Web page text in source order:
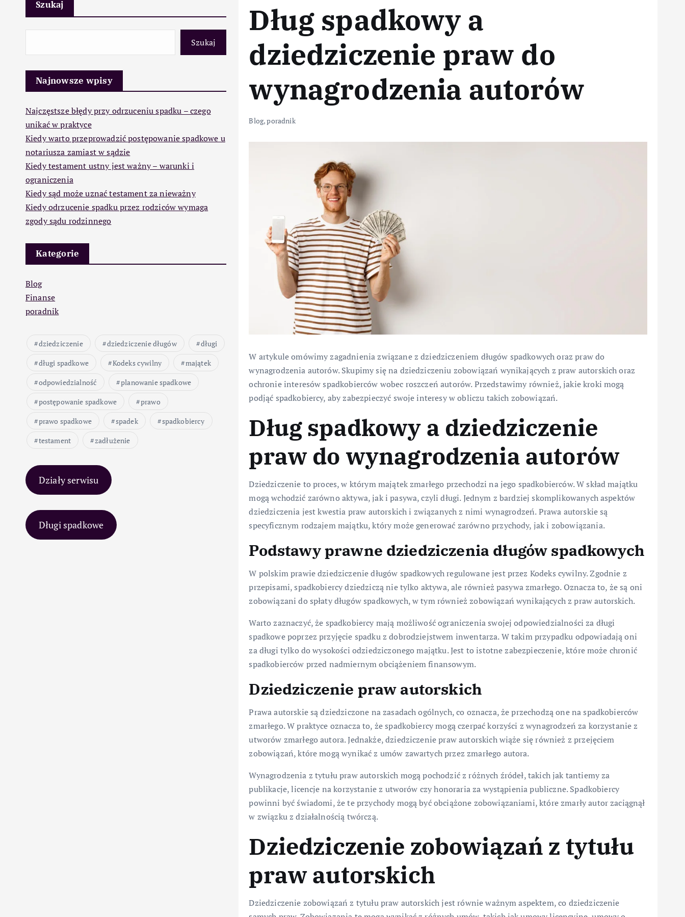
Szukaj
Szukaj
Najnowsze wpisy
Najczęstsze błędy przy odrzuceniu spadku – czego
unikać w praktyce
Kiedy warto przeprowadzić postępowanie spadkowe u
notariusza zamiast w sądzie
Kiedy testament ustny jest ważny – warunki i
ograniczenia
Kiedy sąd może uznać testament za nieważny
Kiedy odrzucenie spadku przez rodziców wymaga
zgody sądu rodzinnego
Kategorie
Blog
Finanse
poradnik
dziedziczenie dziedziczenie długów
długi
długi spadkowe
Kodeks cywilny
majątek
odpowiedzialność
planowanie spadkowe
postępowanie spadkowe
prawo
prawo spadkowe
spadek
spadkobiercy
testament
zadłużenie
Działy serwisu
Długi spadkowe
Dług spadkowy a
dziedziczenie praw do
wynagrodzenia autorów
Blog,poradnik
W artykule omówimy zagadnienia związane z dziedziczeniem długów spadkowych oraz praw do
wynagrodzenia autorów. Skupimy się na dziedziczeniu zobowiązań wynikających z praw autorskich oraz
ochronie interesów spadkobierców wobec roszczeń autorów. Przedstawimy również, jakie kroki mogą
podjąć spadkobiercy, aby zabezpieczyć swoje interesy w obliczu takich zobowiązań.
Dług spadkowy a dziedziczenie
praw do wynagrodzenia autorów
Dziedziczenie to proces, w którym majątek zmarłego przechodzi na jego spadkobierców. W skład majątku
mogą wchodzić zarówno aktywa, jak i pasywa, czyli długi. Jednym z bardziej skomplikowanych aspektów
dziedziczenia jest kwestia praw autorskich i związanych z nimi wynagrodzeń. Prawa autorskie są
specyficznym rodzajem majątku, który może generować zarówno przychody, jak i zobowiązania.
Podstawy prawne dziedziczenia długów spadkowych
W polskim prawie dziedziczenie długów spadkowych regulowane jest przez Kodeks cywilny. Zgodnie z
przepisami, spadkobiercy dziedziczą nie tylko aktywa, ale również pasywa zmarłego. Oznacza to, że są oni
zobowiązani do spłaty długów spadkowych, w tym również zobowiązań wynikających z praw autorskich.
Warto zaznaczyć, że spadkobiercy mają możliwość ograniczenia swojej odpowiedzialności za długi
spadkowe poprzez przyjęcie spadku z dobrodziejstwem inwentarza. W takim przypadku odpowiadają oni
za długi tylko do wysokości odziedziczonego majątku. Jest to istotne zabezpieczenie, które może chronić
spadkobierców przed nadmiernym obciążeniem finansowym.
Dziedziczenie praw autorskich
Prawa autorskie są dziedziczone na zasadach ogólnych, co oznacza, że przechodzą one na spadkobierców
zmarłego. W praktyce oznacza to, że spadkobiercy mogą czerpać korzyści z wynagrodzeń za korzystanie z
utworów zmarłego autora. Jednakże, dziedziczenie praw autorskich wiąże się również z przejęciem
zobowiązań, które mogą wynikać z umów zawartych przez zmarłego autora.
Wynagrodzenia z tytułu praw autorskich mogą pochodzić z różnych źródeł, takich jak tantiemy za
publikacje, licencje na korzystanie z utworów czy honoraria za wystąpienia publiczne. Spadkobiercy
powinni być świadomi, że te przychody mogą być obciążone zobowiązaniami, które zmarły autor zaciągnął
w związku z działalnością twórczą.
Dziedziczenie zobowiązań z tytułu
praw autorskich
Dziedziczenie zobowiązań z tytułu praw autorskich jest równie ważnym aspektem, co dziedziczenie